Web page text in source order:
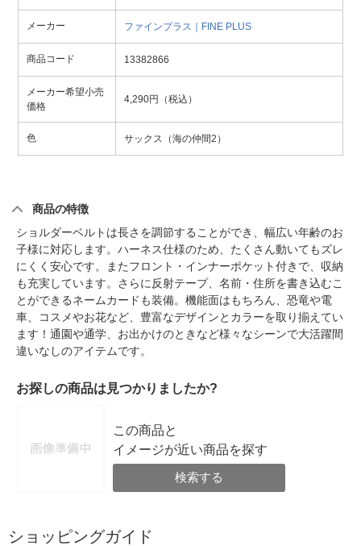
メーカー ファインプラス｜FINE PLUS
商品コード 13382866
メーカー希望小売
価格
4,290円（税込）
色 サックス（海の仲間2）
商品の特徴
ショルダーベルトは長さを調節することができ、幅広い年齢のお
子様に対応します。ハーネス仕様のため、たくさん動いてもズレ
にくく安心です。またフロント・インナーポケット付きで、収納
も充実しています。さらに反射テープ、名前・住所を書き込むこ
とができるネームカードも装備。機能面はもちろん、恐竜や電
車、コスメやお花など、豊富なデザインとカラーを取り揃えてい
ます！通園や通学、お出かけのときなど様々なシーンで大活躍間
違いなしのアイテムです。
お探しの商品は見つかりましたか?
この商品と
イメージが近い商品を探す
検索する
ショッピングガイド